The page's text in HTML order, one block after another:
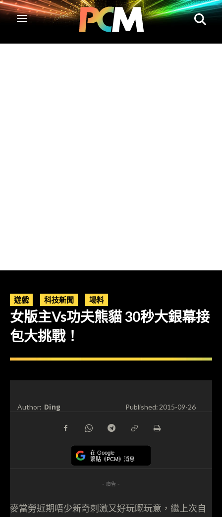
遊戲 科技新聞 場料
女版主Vs功夫熊貓 30秒大銀幕接
包大挑戰！
Author: Ding Published:2015-09-26
在 Google
緊貼《PCM》消息
- 廣告 -
麥當勞近期唔少新奇刺激又好玩嘅玩意，繼上次自